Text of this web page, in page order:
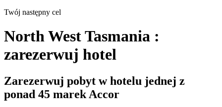
Twój następny cel
North West Tasmania :
zarezerwuj hotel
Zarezerwuj pobyt w hotelu jednej z
ponad 45 marek Accor